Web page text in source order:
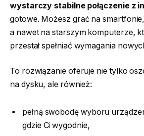
wystarczy stabilne połączenie z
gotowe. Możesz grać na
a nawet na starszym komputerze,
przestał spełniać wymagania
To rozwiązanie oferuje nie tylko
na dysku, ale również:
pełną swobodę wyboru
gdzie Ci wygodnie,